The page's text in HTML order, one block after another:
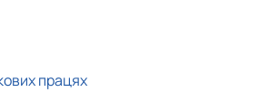
працях